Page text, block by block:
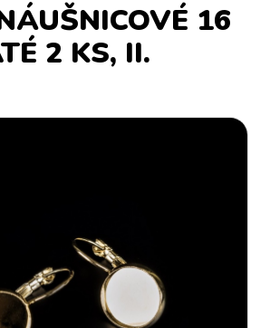
16
2 KS, II.